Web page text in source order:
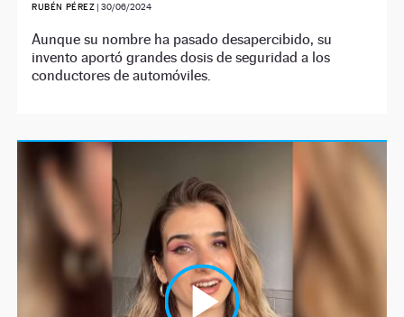
RUBÉN PÉREZ |30/06/2024
Aunque su nombre ha pasado desapercibido, su
invento aportó grandes dosis de seguridad a los
conductores de automóviles.